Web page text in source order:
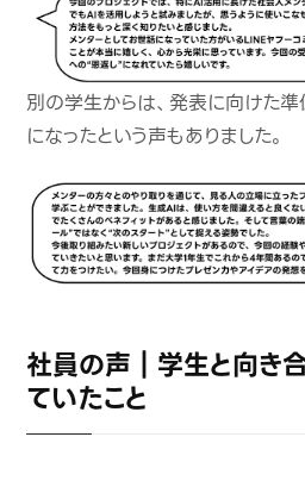
別の学生からは、発表に向けた
になったという声もありました。
社員の声｜学生と向き
ていたこと